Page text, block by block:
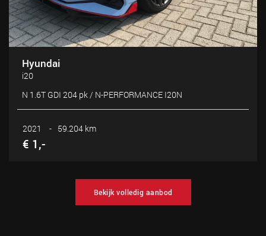
Hyundai
i20
N 1.6T GDI 204 pk / N-PERFORMANCE I20N
2021 - 59.204 km
€ 1,-
Bekijk volledig aanbod